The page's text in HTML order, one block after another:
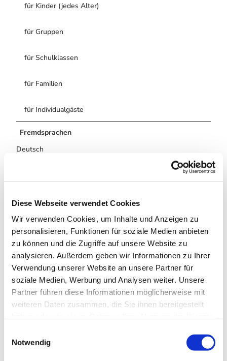
Diese Webseite verwendet Cookies
Wir verwenden Cookies, um Inhalte und Anzeigen zu
personalisieren, Funktionen für soziale Medien anbieten
zu können und die Zugriffe auf unsere Website zu
analysieren. Außerdem geben wir Informationen zu Ihrer
Verwendung unserer Website an unsere Partner für
soziale Medien, Werbung und Analysen weiter. Unsere
Partner führen diese Informationen möglicherweise mit
weiteren Daten zusammen, die Sie ihnen bereitgestellt
Cookies, wenn Sie unsere Webseite weiterhin nutzen.
Notwendig
für Kinder (jedes Alter)
für Gruppen
für Schulklassen
für Familien
für Individualgäste
Fremdsprachen
Deutsch
Mittagstisch
Abendessen
Raucher
Nichtraucherlokal
http://www.rehberger-grabenhaus.de/7a_Lage-Anfahrt.html